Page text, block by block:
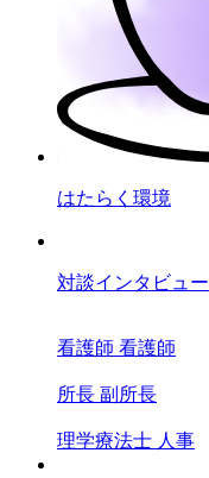
はたらく環境
対談インタビュー
看護師 看護師
所長 副所長
理学療法士 人事